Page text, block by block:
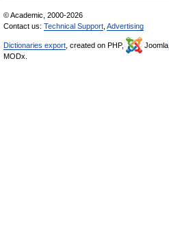
© Academic, 2000-2026
Contact us: Technical Support Advertising
Dictionaries export , created on PHP, Joomla,
MODx.